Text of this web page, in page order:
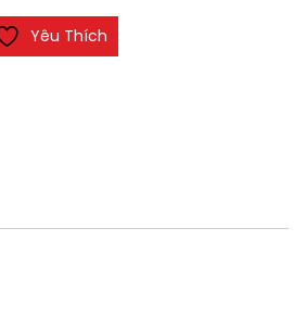
Yêu Thích